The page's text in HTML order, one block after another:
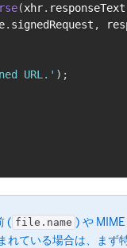
(xhr. responseText
. signedRequest ,
URL.' ) ;
( file.name ​) や
れている場合は、まず